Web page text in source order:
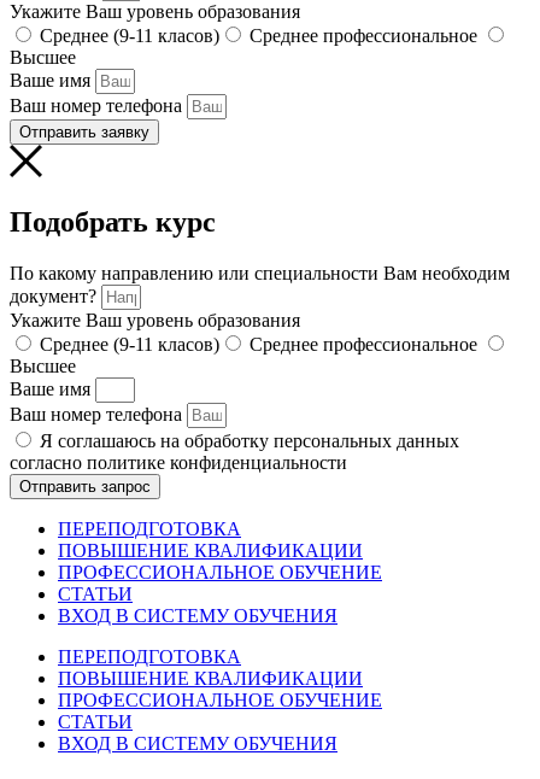
Укажите Ваш уровень образования
Среднее (9-11 класов)
Среднее профессиональное
Высшее
Ваше имя
Ваш номер телефона
Отправить заявку
Подобрать курс
По какому направлению или специальности Вам необходим
документ?
Укажите Ваш уровень образования
Среднее (9-11 класов)
Среднее профессиональное
Высшее
Ваше имя
Ваш номер телефона
Я соглашаюсь на обработку персональных данных
согласно политике конфиденциальности
Отправить запрос
ПЕРЕПОДГОТОВКА
ПОВЫШЕНИЕ КВАЛИФИКАЦИИ
ПРОФЕССИОНАЛЬНОЕ ОБУЧЕНИЕ
СТАТЬИ
ВХОД В СИСТЕМУ ОБУЧЕНИЯ
ПЕРЕПОДГОТОВКА
ПОВЫШЕНИЕ КВАЛИФИКАЦИИ
ПРОФЕССИОНАЛЬНОЕ ОБУЧЕНИЕ
СТАТЬИ
ВХОД В СИСТЕМУ ОБУЧЕНИЯ